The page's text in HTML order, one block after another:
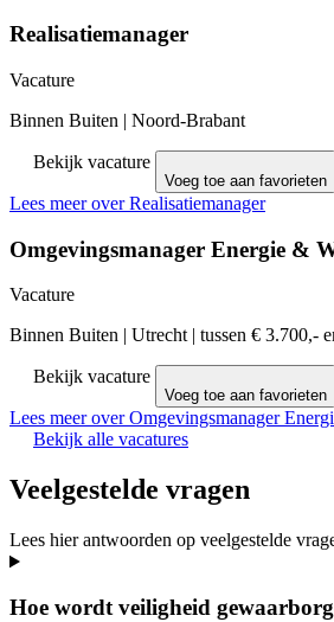
Realisatiemanager
Vacature
Binnen Buiten | Noord-Brabant
Bekijk vacature
Voeg toe aan favorieten
Lees meer over Realisatiemanager
Omgevingsmanager Energie &
Vacature
Binnen Buiten
Utrecht tussen € 3.700,-
Bekijk vacature
Voeg toe aan favorieten
Lees meer over Omgevingsmanager
Bekijk alle vacatures
Veelgestelde vragen
Lees hier antwoorden op veelgestelde
Hoe wordt veiligheid